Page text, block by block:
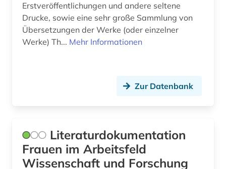
mähren (1)
münchen (1)
nachschlagewerk (1)
nationalsozialismus | opfer (1)
naturwissenschaften (2)
Erstveröffentlichungen und andere seltene
Drucke, sowie eine sehr große Sammlung von
Übersetzungen der Werke (oder einzelner
Werke) Th... Mehr Informationen
Zur Datenbank
Literaturdokumentation
Frauen im Arbeitsfeld
Wissenschaft und Forschung